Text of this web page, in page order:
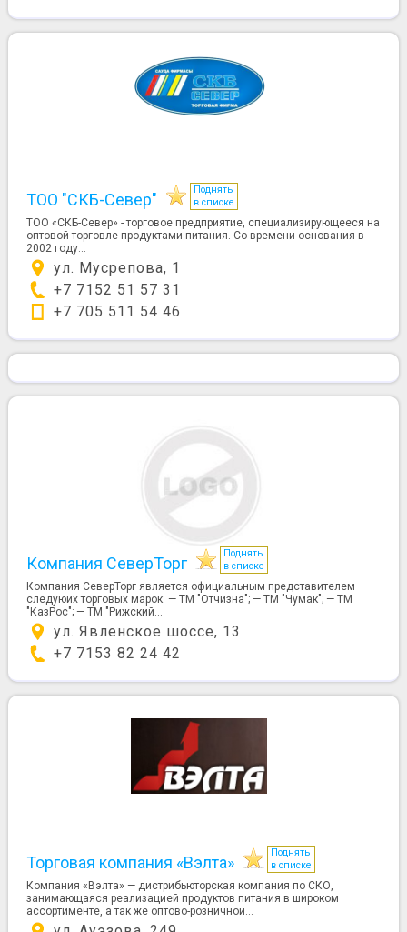
ТОО "СКБ-Север"
Поднять
в списке
ТОО «СКБ-Север» - торговое предприятие, специализирующееся на
оптовой торговле продуктами питания. Со времени основания в
2002 году...
ул. Мусрепова, 1
+7 7152 51 57 31
+7 705 511 54 46
Компания СеверТорг
Поднять
в списке
Компания СеверТорг является официальным представителем
следуюих торговых марок: — ТМ "Отчизна"; — ТМ "Чумак"; — ТМ
"КазРос"; — ТМ "Рижский...
ул. Явленское шоссе, 13
+7 7153 82 24 42
Торговая компания «Вэлта»
Поднять
в списке
Компания «Вэлта» — дистрибьюторская компания по СКО,
занимающаяся реализацией продуктов питания в широком
ассортименте, а так же оптово-розничной...